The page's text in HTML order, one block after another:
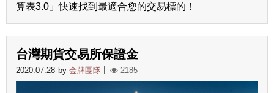
算表3.0」快速找到最適合您的交易標的！
台灣期貨交易所保證金
2020.07.28 by 金牌團隊 2185